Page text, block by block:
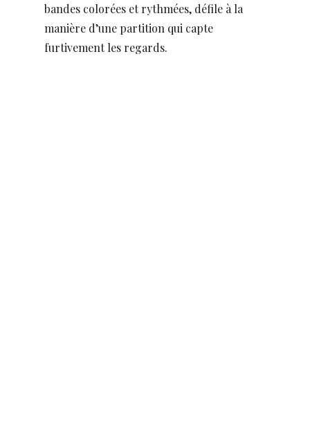
bandes colorées et rythmées, défile à la
manière d’une partition qui capte
furtivement les regards.